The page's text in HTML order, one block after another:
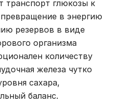
транспорт глюкозы к
в энергию
резервов в виде
организма
количеству
железа чутко
сахара,
баланс.